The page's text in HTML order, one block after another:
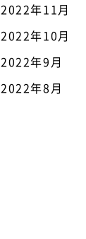
2022年11月
2022年10月
2022年9月
2022年8月